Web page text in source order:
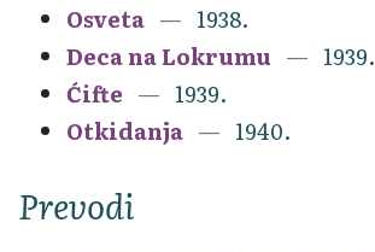
Osveta
1938.
Deca na Lokrumu
1939.
Ćifte
1939.
Otkidanja
1940.
Prevodi